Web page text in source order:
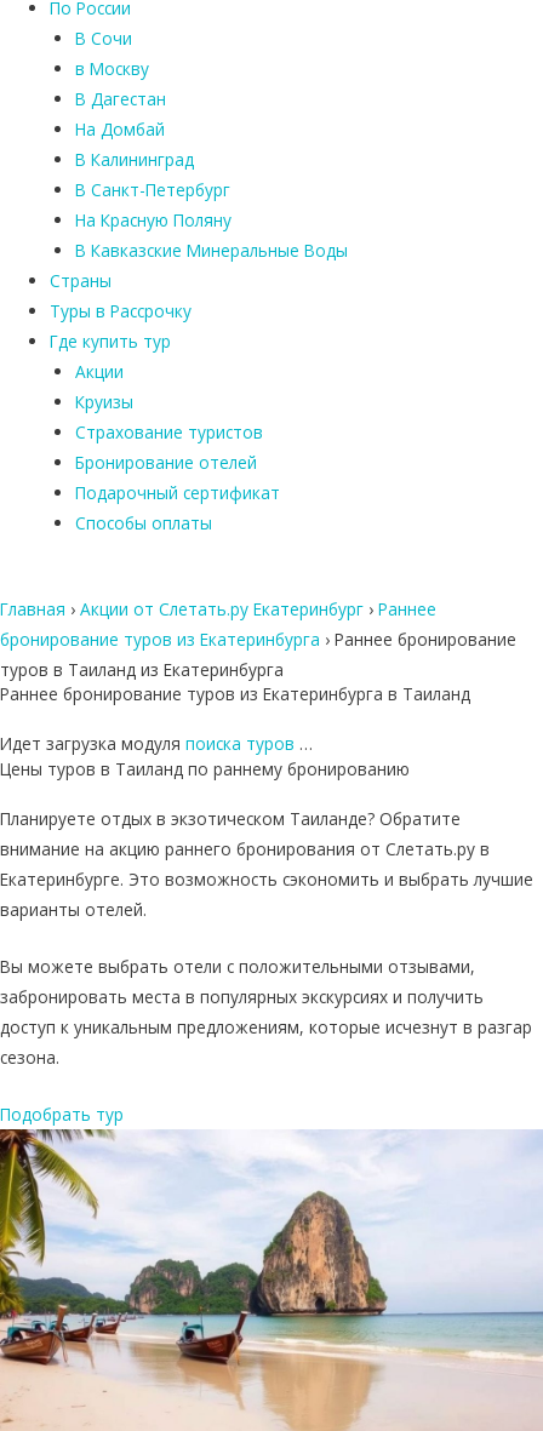
По России
В Сочи
в Москву
В Дагестан
На Домбай
В Калининград
В Санкт-Петербург
На Красную Поляну
В Кавказские Минеральные Воды
Страны
Туры в Рассрочку
Где купить тур
Акции
Круизы
Страхование туристов
Бронирование отелей
Подарочный сертификат
Способы оплаты
Главная › Акции от Слетать.ру Екатеринбург › Раннее
бронирование туров из Екатеринбурга › Раннее бронирование
туров в Таиланд из Екатеринбурга
Раннее бронирование туров из Екатеринбурга в Таиланд
Идет загрузка модуля поиска туров …
Цены туров в Таиланд по раннему бронированию
Планируете отдых в экзотическом Таиланде? Обратите
внимание на акцию раннего бронирования от Слетать.ру в
Екатеринбурге. Это возможность сэкономить и выбрать лучшие
варианты отелей.
Вы можете выбрать отели с положительными отзывами,
забронировать места в популярных экскурсиях и получить
доступ к уникальным предложениям, которые исчезнут в разгар
сезона.
Подобрать тур